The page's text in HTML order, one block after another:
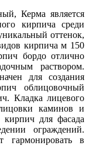
Керма является
кирпича среди
оттенок,
кирпича м 150
бордо отлично
раствором.
для создания
облицовочный
Кладка лицевого
каминов и
кирпич для фасада
ограждений.
гармонировать в